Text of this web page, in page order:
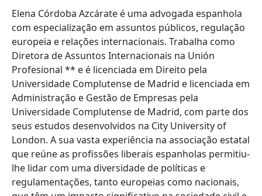
Elena Córdoba Azcárate é uma advogada espanhola
com especialização em assuntos públicos, regulação
europeia e relações internacionais. Trabalha como
Diretora de Assuntos Internacionais na Unión
Profesional ** e é licenciada em Direito pela
Universidade Complutense de Madrid e licenciada em
Administração e Gestão de Empresas pela
Universidade Complutense de Madrid, com parte dos
seus estudos desenvolvidos na City University of
London. A sua vasta experiência na associação estatal
que reúne as profissões liberais espanholas permitiu-
lhe lidar com uma diversidade de políticas e
regulamentações, tanto europeias como nacionais,